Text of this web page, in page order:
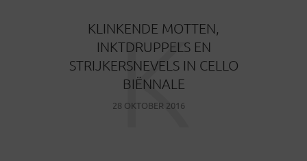
KLINKENDE MOTTEN,
INKTDRUPPELS EN
STRIJKERSNEVELS IN CELLO
BIËNNALE
28 OKTOBER 2016
K